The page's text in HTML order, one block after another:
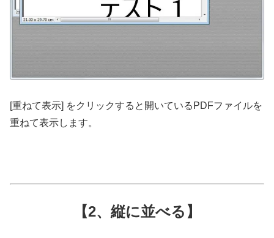
[重ねて表示] をクリックすると開いているPDFファイルを
重ねて表示します。
【2、縦に並べる】